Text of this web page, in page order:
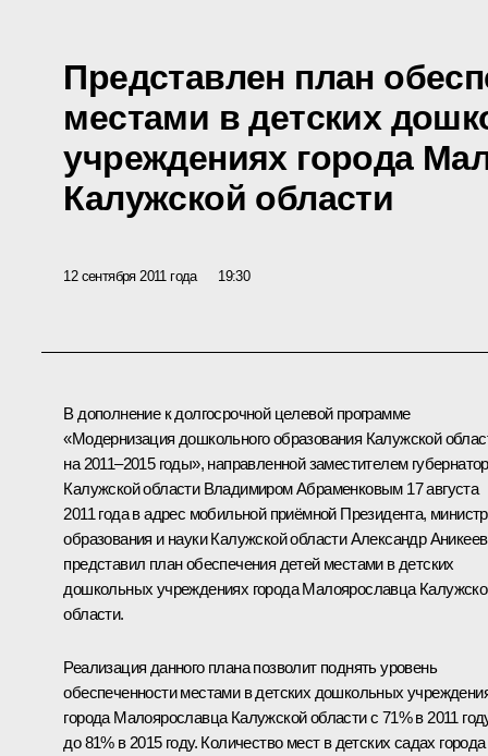
Представлен план
местами в детских
учреждениях города
Калужской области
12 сентября 2011 года 19:30
В дополнение к долгосрочной целевой программе
«Модернизация дошкольного образования Калужской
на 2011–2015 годы», направленной заместителем
Калужской области Владимиром Абраменковым 17 августа
2011 года в адрес мобильной приёмной Президента, министр
образования и науки Калужской области Александр Аникеев
представил план обеспечения детей местами в детских
дошкольных учреждениях города Малоярославца
области.
Реализация данного плана позволит поднять уровень
обеспеченности местами в детских дошкольных
города Малоярославца Калужской области с 71% в 2011
до 81% в 2015 году. Количество мест в детских садах города